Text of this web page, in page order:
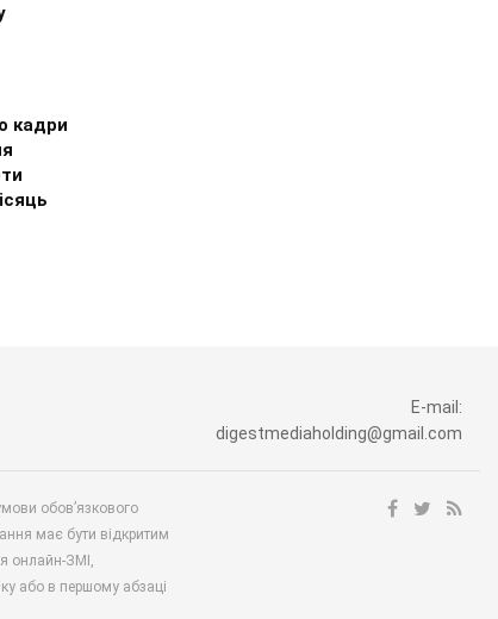
кадри
E-mail:
digestmediaholding@gmail.com
обов’язкового
має бути відкритим
онлайн-ЗМІ,
або в першому абзаці